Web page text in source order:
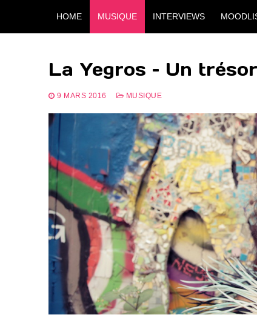
HOME MUSIQUE INTERVIEWS
La Yegros – Un
9 MARS 2016 MUSIQUE